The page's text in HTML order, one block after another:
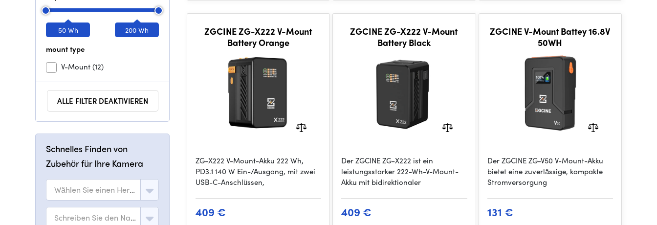
50 Wh 200 Wh
mount type
V-Mount(12)
ALLE FILTER DEAKTIVIEREN
Schnelles Finden von
Zubehör für Ihre Kamera
Wählen Sie einen Hersteller
Schreiben Sie den Namen des Modells
ZGCINE ZG-X222 V-Mount
Battery Orange
ZG-X222 V-Mount-Akku 222 Wh,
PD3.1 140 W Ein-/Ausgang, mit zwei
USB-C-Anschlüssen,
409 €
ZGCINE ZG-X222 V-Mount
Battery Black
Der ZGCINE ZG-X222 ist ein
leistungsstarker 222-Wh-V-Mount-
Akku mit bidirektionaler
409 €
ZGCINE V-Mount Battey 16.8V
50WH
Der ZGCINE ZG-V50 V-Mount-Akku
bietet eine zuverlässige, kompakte
Stromversorgung
131 €